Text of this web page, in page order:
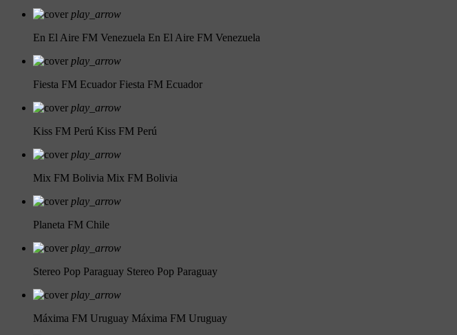
play_arrow
En El Aire FM Venezuela En El Aire FM Venezuela
play_arrow
Fiesta FM Ecuador Fiesta FM Ecuador
play_arrow
Kiss FM Perú Kiss FM Perú
play_arrow
Mix FM Bolivia Mix FM Bolivia
play_arrow
Planeta FM Chile
play_arrow
Stereo Pop Paraguay Stereo Pop Paraguay
play_arrow
Máxima FM Uruguay Máxima FM Uruguay